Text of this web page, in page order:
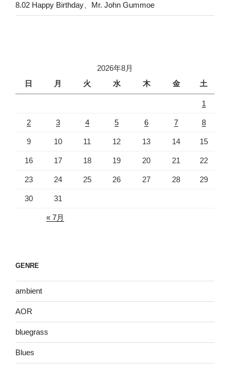
8.02 Happy Birthday、Mr. John Gummoe
2026年8月
日
月 火 水 木 金 土
1
2 3 4 5 6 7 8
9 10 11 12 13 14 15
16 17 18 19 20 21 22
23 24 25 26 27 28 29
30 31
« 7月
GENRE
ambient
AOR
bluegrass
Blues